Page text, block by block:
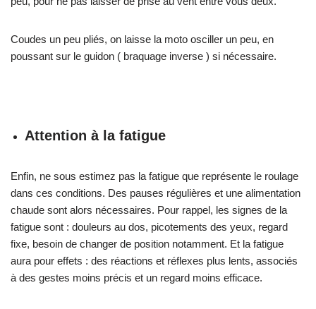
Coudes un peu pliés, on laisse la moto osciller un peu, en
poussant sur le guidon ( braquage inverse ) si nécessaire.
Attention à la fatigue
Enfin, ne sous estimez pas la fatigue que représente le roulage
dans ces conditions. Des pauses régulières et une alimentation
chaude sont alors nécessaires. Pour rappel, les signes de la
fatigue sont : douleurs au dos, picotements des yeux, regard
fixe, besoin de changer de position notamment. Et la fatigue
aura pour effets : des réactions et réflexes plus lents, associés
à des gestes moins précis et un regard moins efficace.